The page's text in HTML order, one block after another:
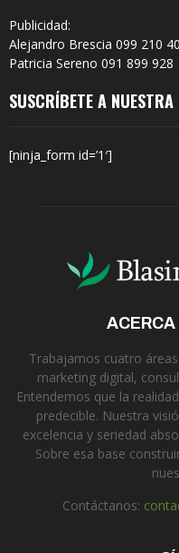
Publicidad:
Alejandro Brescia 099 210
Patricia Sereno 091 899 928
SUSCRÍBETE A NUESTRA
[ninja_form id=’1′]
ACERCA
Trabajamos cuatro
marketing digital,
Entendemos que la
predecible. Nuestra
excelencia y seriedad
Sobre esa base
Contáctanos: